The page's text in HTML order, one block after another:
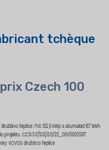
tchèque
Czech 100